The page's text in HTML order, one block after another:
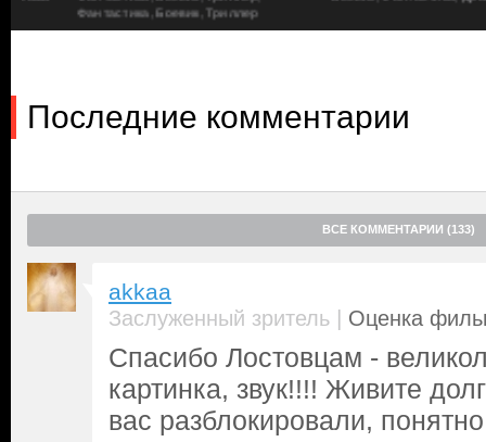
Фантастика, Боевик, Триллер
Последние комментарии
ВСЕ КОММЕНТАРИИ (133)
akkaa
Заслуженный зритель | Оценка
Спасибо Лостовцам -
картинка, звук!!!! Живите
вас разблокировали,